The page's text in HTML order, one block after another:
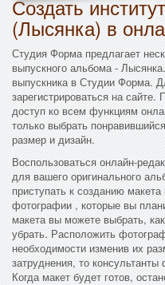
Создать
(Лысянка) в
Студия Форма предлагает
выпускного альбома -
выпускника в Студии Форма.
зарегистрироваться на
доступ ко всем функциям
только выбрать
размер и дизайн.
Воспользоваться онлайн-
для вашего оригинального
приступать к созданию
фотографии , которые вы
макета вы можете выбрать,
убрать. Расположить
необходимости изменив их
затруднения, то
Когда макет будет готов,